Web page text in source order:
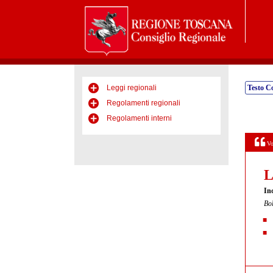
Leggi regionali
Regolamenti regionali
Regolamenti interni
Testo